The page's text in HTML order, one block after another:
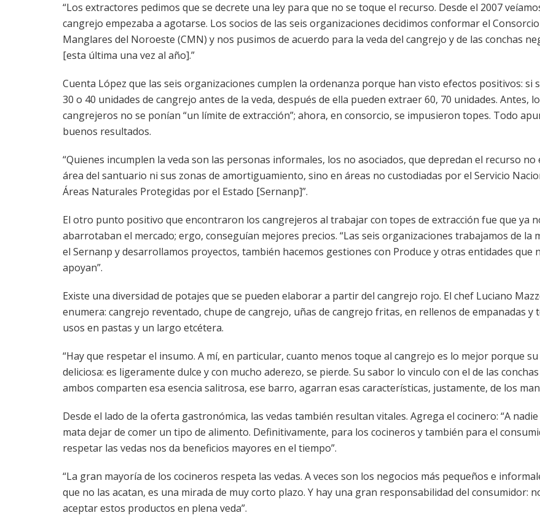
“Los extractores pedimos que se decrete una ley para que no se toque el recurso. Desde el 2007
cangrejo empezaba a agotarse. Los socios de las seis organizaciones decidimos conformar el Consorcio
Manglares del Noroeste (CMN) y nos pusimos de acuerdo para la veda del cangrejo y de las conchas
[esta última una vez al año].”
Cuenta López que las seis organizaciones cumplen la ordenanza porque han visto efectos positivos: si
30 o 40 unidades de cangrejo antes de la veda, después de ella pueden extraer 60, 70 unidades. Antes,
cangrejeros no se ponían “un límite de extracción”; ahora, en consorcio, se impusieron topes. Todo
buenos resultados.
“Quienes incumplen la veda son las personas informales, los no asociados, que depredan el recurso no
área del santuario ni sus zonas de amortiguamiento, sino en áreas no custodiadas por el Servicio
Áreas Naturales Protegidas por el Estado [Sernanp]”.
El otro punto positivo que encontraron los cangrejeros al trabajar con topes de extracción fue que ya
abarrotaban el mercado; ergo, conseguían mejores precios. “Las seis organizaciones trabajamos de la
el Sernanp y desarrollamos proyectos, también hacemos gestiones con Produce y otras entidades que
apoyan”.
Existe una diversidad de potajes que se pueden elaborar a partir del cangrejo rojo. El chef Luciano
enumera: cangrejo reventado, chupe de cangrejo, uñas de cangrejo fritas, en rellenos de empanadas y
usos en pastas y un largo etcétera.
“Hay que respetar el insumo. A mí, en particular, cuanto menos toque al cangrejo es lo mejor porque su
deliciosa: es ligeramente dulce y con mucho aderezo, se pierde. Su sabor lo vinculo con el de las
ambos comparten esa esencia salitrosa, ese barro, agarran esas características, justamente, de los
Desde el lado de la oferta gastronómica, las vedas también resultan vitales. Agrega el cocinero: “A
mata dejar de comer un tipo de alimento. Definitivamente, para los cocineros y también para el
respetar las vedas nos da beneficios mayores en el tiempo”.
“La gran mayoría de los cocineros respeta las vedas. A veces son los negocios más pequeños e
que no las acatan, es una mirada de muy corto plazo. Y hay una gran responsabilidad del consumidor:
aceptar estos productos en plena veda”.